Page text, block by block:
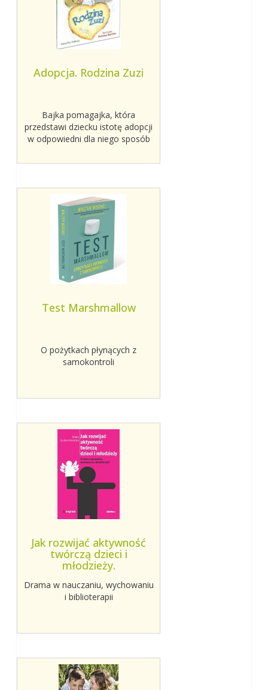
Adopcja. Rodzina Zuzi
Bajka pomagajka, która
przedstawi dziecku istotę adopcji
w odpowiedni dla niego sposób
Test Marshmallow
O pożytkach płynących z
samokontroli
Jak rozwijać aktywność
twórczą dzieci i
młodzieży.
Drama w nauczaniu, wychowaniu
i biblioterapii